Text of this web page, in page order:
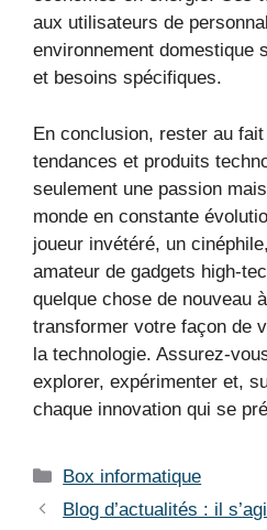
aux utilisateurs de
environnement domestique
et besoins spécifiques.
En conclusion, rester au
tendances et produits
seulement une passion
monde en constante
joueur invétéré, un
amateur de gadgets high-
quelque chose de nouveau
transformer votre façon de
la technologie. Assurez-
explorer, expérimenter et,
chaque innovation qui se
Catégories
Box informatique
Blog d’actualités : il